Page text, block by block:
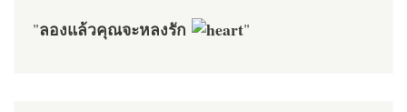
"ลองแล้วคุณจะหลงรัก "